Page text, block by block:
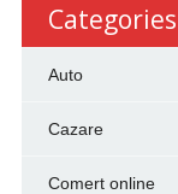
Categories
Auto
Cazare
Comert online